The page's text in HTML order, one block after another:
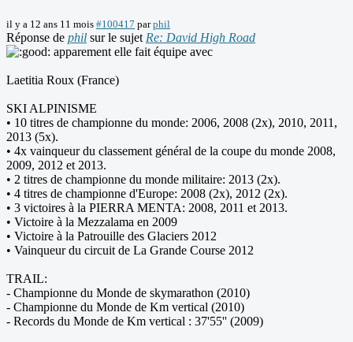
il y a 12 ans 11 mois #100417 parphil
Réponse de phil sur le sujet Re: David High Road
apparement elle fait équipe avec
Laetitia Roux (France)
SKI ALPINISME
• 10 titres de championne du monde: 2006, 2008 (2x), 2010, 2011,
2013 (5x).
• 4x vainqueur du classement général de la coupe du monde 2008,
2009, 2012 et 2013.
• 2 titres de championne du monde militaire: 2013 (2x).
• 4 titres de championne d'Europe: 2008 (2x), 2012 (2x).
• 3 victoires à la PIERRA MENTA: 2008, 2011 et 2013.
• Victoire à la Mezzalama en 2009
• Victoire à la Patrouille des Glaciers 2012
• Vainqueur du circuit de La Grande Course 2012
TRAIL:
- Championne du Monde de skymarathon (2010)
- Championne du Monde de Km vertical (2010)
- Records du Monde de Km vertical : 37'55'' (2009)